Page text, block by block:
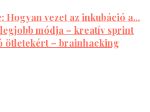
Hogyan vezet az inkubáció a...
módja – kreatív sprint
ötletekért – brainhacking